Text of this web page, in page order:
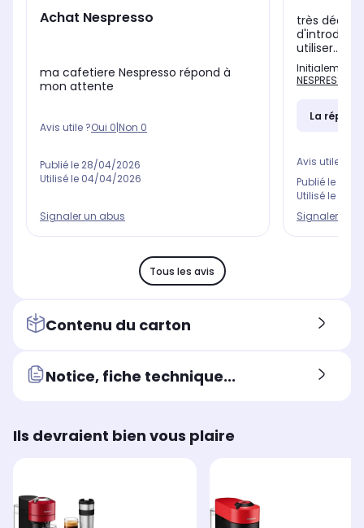
Achat Nespresso
ma cafetiere Nespresso répond à
mon attente
Avis utile ?Oui 0|Non 0
Publié le 28/04/2026
Utilisé le 04/04/2026
Signaler un abus
très déçue
utiliser....
Initialement
NESPRESSO
La
Avis utile ?
Publié le
Utilisé le
Signaler un
Tous les avis
Contenu du carton
Notice, fiche technique...
Ils devraient bien vous plaire